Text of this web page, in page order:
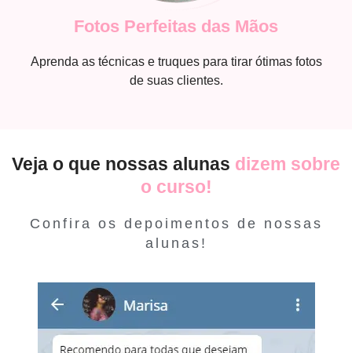
Fotos Perfeitas das Mãos
Aprenda as técnicas e truques para tirar ótimas fotos
de suas clientes.
Veja o que nossas alunas dizem sobre
o curso!
Confira os depoimentos de nossas
alunas!